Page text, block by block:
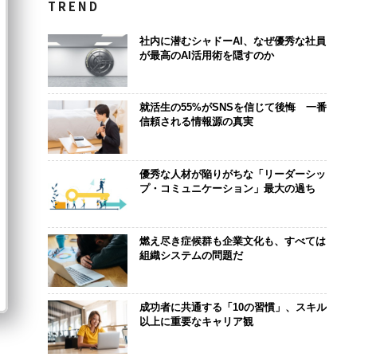
TREND
社内に潜むシャドーAI、なぜ優秀な社員
が最高のAI活用術を隠すのか
就活生の55%がSNSを信じて後悔 一番
信頼される情報源の真実
優秀な人材が陥りがちな「リーダーシッ
プ・コミュニケーション」最大の過ち
燃え尽き症候群も企業文化も、すべては
組織システムの問題だ
成功者に共通する「10の習慣」、スキル
以上に重要なキャリア観